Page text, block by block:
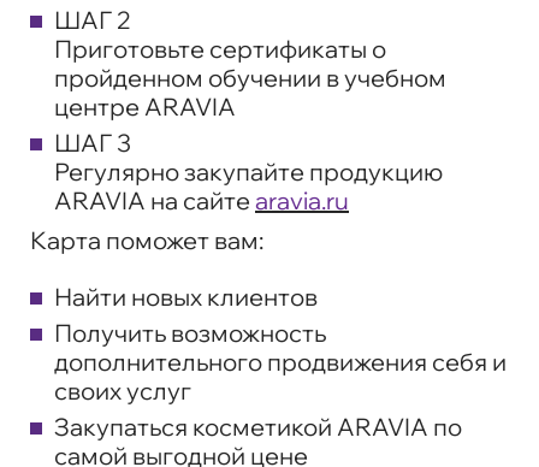
ШАГ 2
Приготовьте сертификаты о
пройденном обучении в учебном
центре ARAVIA
ШАГ 3
Регулярно закупайте продукцию
ARAVIA на сайте aravia.ru
Карта поможет вам:
Найти новых клиентов
Получить возможность
дополнительного продвижения себя и
своих услуг
Закупаться косметикой ARAVIA по
самой выгодной цене